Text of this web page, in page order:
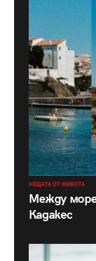
НЕЩАТА ОТ ЖИВОТА
Между
Кадакес